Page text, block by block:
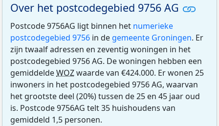
Over het postcodegebied 9756 AG
Postcode 9756AG ligt binnen het numerieke
postcodegebied 9756 in de gemeente Groningen. Er
zijn twaalf adressen en zeventig woningen in het
postcodegebied 9756 AG. De woningen hebben een
gemiddeldeWOZwaarde van €424.000. Er wonen 25
inwoners in het postcodegebied 9756 AG, waarvan
het grootste deel (20%) tussen de 25 en 45 jaar oud
is. Postcode 9756AG telt 35 huishoudens van
gemiddeld 1,5 personen.